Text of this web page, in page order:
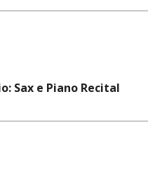
Sax e Piano Recital